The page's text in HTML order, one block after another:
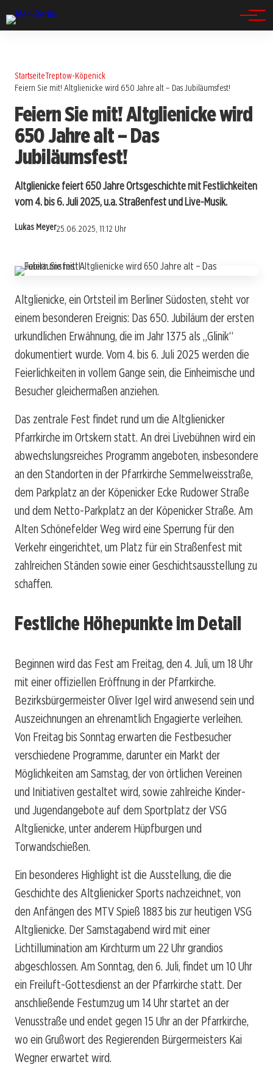
StartseiteTreptow-Köpenick
Feiern Sie mit! Altglienicke wird 650 Jahre alt – Das Jubiläumsfest!
Feiern Sie mit! Altglienicke wird
650 Jahre alt – Das
Jubiläumsfest!
Altglienicke feiert 650 Jahre Ortsgeschichte mit Festlichkeiten
vom 4. bis 6. Juli 2025, u.a. Straßenfest und Live-Musik.
Lukas Meyer25.06.2025, 11:12 Uhr
Altglienicke, ein Ortsteil im Berliner Südosten, steht vor
einem besonderen Ereignis: Das 650. Jubiläum der ersten
urkundlichen Erwähnung, die im Jahr 1375 als „Glinik“
dokumentiert wurde. Vom 4. bis 6. Juli 2025 werden die
Feierlichkeiten in vollem Gange sein, die Einheimische und
Besucher gleichermaßen anziehen.
Das zentrale Fest findet rund um die Altglienicker
Pfarrkirche im Ortskern statt. An drei Livebühnen wird ein
abwechslungsreiches Programm angeboten, insbesondere
an den Standorten in der Pfarrkirche Semmelweisstraße,
dem Parkplatz an der Köpenicker Ecke Rudower Straße
und dem Netto-Parkplatz an der Köpenicker Straße. Am
Alten Schönefelder Weg wird eine Sperrung für den
Verkehr eingerichtet, um Platz für ein Straßenfest mit
zahlreichen Ständen sowie einer Geschichtsausstellung zu
schaffen.
Festliche Höhepunkte im Detail
Beginnen wird das Fest am Freitag, den 4. Juli, um 18 Uhr
mit einer offiziellen Eröffnung in der Pfarrkirche.
Bezirksbürgermeister Oliver Igel wird anwesend sein und
Auszeichnungen an ehrenamtlich Engagierte verleihen.
Von Freitag bis Sonntag erwarten die Festbesucher
verschiedene Programme, darunter ein Markt der
Möglichkeiten am Samstag, der von örtlichen Vereinen
und Initiativen gestaltet wird, sowie zahlreiche Kinder-
und Jugendangebote auf dem Sportplatz der VSG
Altglienicke, unter anderem Hüpfburgen und
Torwandschießen.
Ein besonderes Highlight ist die Ausstellung, die die
Geschichte des Altglienicker Sports nachzeichnet, von
den Anfängen des MTV Spieß 1883 bis zur heutigen VSG
Altglienicke. Der Samstagabend wird mit einer
Lichtillumination am Kirchturm um 22 Uhr grandios
abgeschlossen. Am Sonntag, den 6. Juli, findet um 10 Uhr
ein Freiluft-Gottesdienst an der Pfarrkirche statt. Der
anschließende Festumzug um 14 Uhr startet an der
Venusstraße und endet gegen 15 Uhr an der Pfarrkirche,
wo ein Grußwort des Regierenden Bürgermeisters Kai
Wegner erwartet wird.